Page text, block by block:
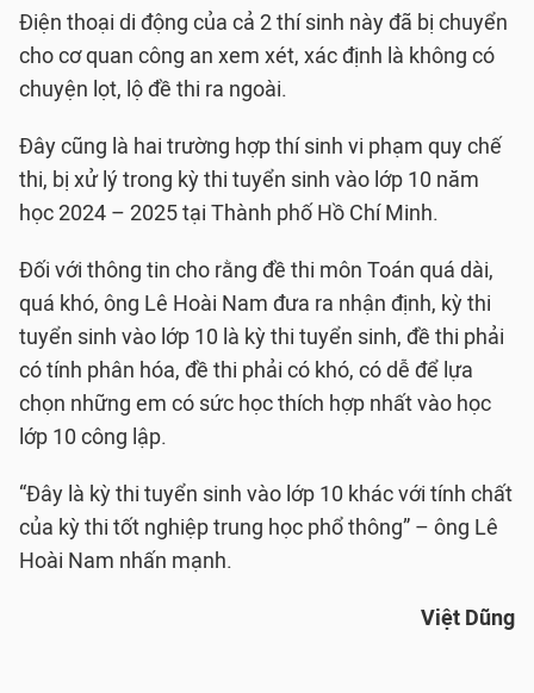
Điện thoại di động của cả 2 thí sinh này đã bị chuyển
cho cơ quan công an xem xét, xác định là không có
chuyện lọt, lộ đề thi ra ngoài.
Đây cũng là hai trường hợp thí sinh vi phạm quy chế
thi, bị xử lý trong kỳ thi tuyển sinh vào lớp 10 năm
học 2024 – 2025 tại Thành phố Hồ Chí Minh.
Đối với thông tin cho rằng đề thi môn Toán quá dài,
quá khó, ông Lê Hoài Nam đưa ra nhận định, kỳ thi
tuyển sinh vào lớp 10 là kỳ thi tuyển sinh, đề thi phải
có tính phân hóa, đề thi phải có khó, có dễ để lựa
chọn những em có sức học thích hợp nhất vào học
lớp 10 công lập.
“Đây là kỳ thi tuyển sinh vào lớp 10 khác với tính chất
của kỳ thi tốt nghiệp trung học phổ thông” – ông Lê
Hoài Nam nhấn mạnh.
Việt Dũng